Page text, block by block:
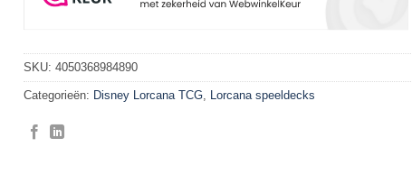
SKU: 4050368984890
Categorieën: Disney Lorcana TCG Lorcana speeldecks